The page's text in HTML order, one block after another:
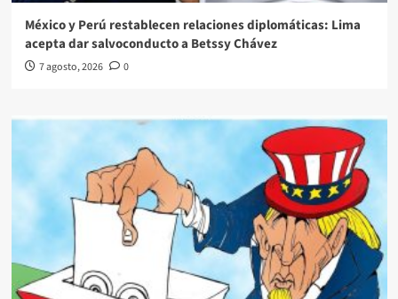
México y Perú restablecen relaciones diplomáticas: Lima
acepta dar salvoconducto a Betssy Chávez
7 agosto, 2026 0